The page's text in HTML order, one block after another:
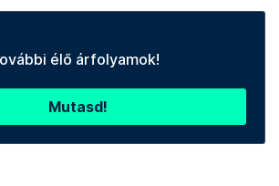
élő árfolyamok!
Mutasd!